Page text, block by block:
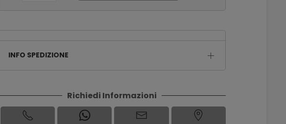
INFO SPEDIZIONE
Richiedi Informazioni